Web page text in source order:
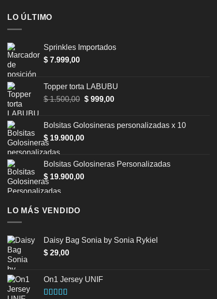
LO ÚLTIMO
Sprinkles Importados
$ 7.999,00
Topper torta LABUBU
$1.500,00 Original
$ 1.500,00.
$999,00Current
$ 999,00.
Bolsitas Golosineras personalizadas x 10
$ 19.900,00
Bolsitas Golosineras Personalizadas
$ 19.900,00
LO MÁS VENDIDO
Daisy Bag Sonia by Sonia Rykiel
$ 29,00
On1 Jersey UNIF